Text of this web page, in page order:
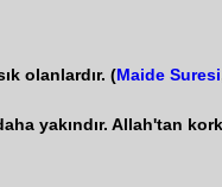
olanlardır. (Maide Suresi
yakındır. Allah'tan